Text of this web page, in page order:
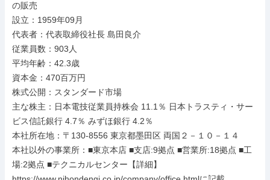
の販売
設立：1959年09月
代表者：代表取締役社長 島田良介
従業員数：903人
平均年齢：42.3歳
資本金：470百万円
株式公開：スタンダード市場
主な株主：日本電技従業員持株会 11.1％ 日本トラスティ・サー
ビス信託銀行 4.7％ みずほ銀行 4.2％
本社所在地：〒130-8556 東京都墨田区 両国２－１０－１４
本社以外の事業所：■東京本店 ■支店:9拠点 ■営業所:18拠点 ■工
場:2拠点 ■テクニカルセンター【詳細】